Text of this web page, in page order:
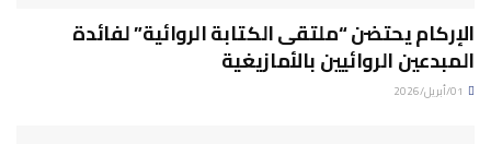
الإركام يحتضن “ملتقى الكتابة الروائية” لفائدة
المبدعين الروائيين بالأمازيغية